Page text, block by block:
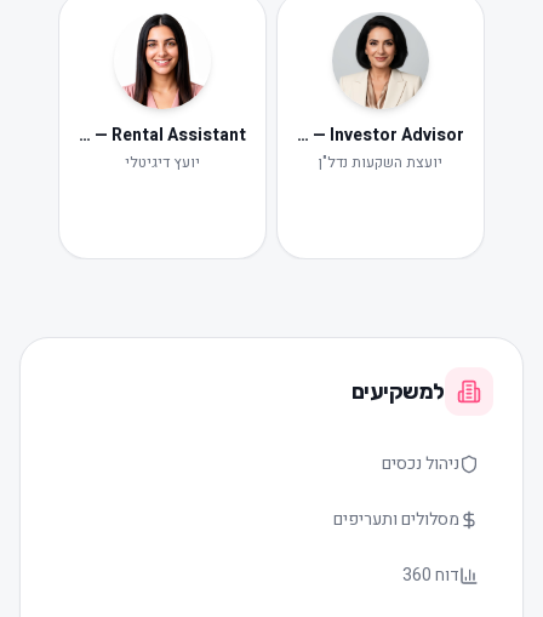
Iris — Investor Advisor
יועצת השקעות נדל"ן
Neta — Rental Assistant
יועץ דיגיטלי
למשקיעים
ניהול נכסים
מסלולים ותעריפים
דוח 360